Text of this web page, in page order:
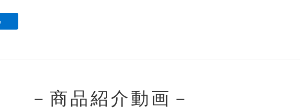
－商品紹介動画－